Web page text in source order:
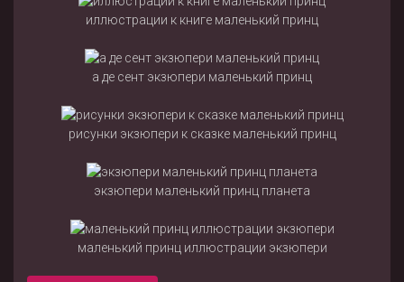
иллюстрации к книге маленький принц
а де сент экзюпери маленький принц
рисунки экзюпери к сказке маленький принц
экзюпери маленький принц планета
маленький принц иллюстрации экзюпери